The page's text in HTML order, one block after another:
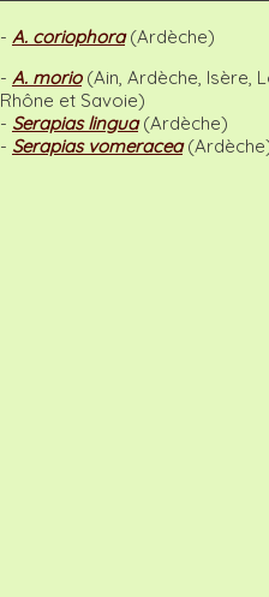
- A. coriophora(Ardèche)
- A. morio(Ain, Ardèche, Isère,
Rhône et Savoie)
- Serapias lingua(Ardèche)
- Serapias vomeracea